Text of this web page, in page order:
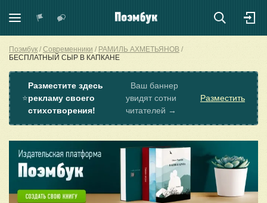
Поэмбук Современники
РАМИЛЬ АХМЕТЬЯНОВ
БЕСПЛАТНЫЙ СЫР В КАПКАНЕ
⭐
Разместите здесь
рекламу своего
стихотворения!
Ваш баннер
увидят сотни
читателей →
Разместить